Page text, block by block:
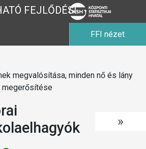
FEJLŐDÉSI
FFI nézet
megvalósítása, minden nő és lány
megerősítése
»